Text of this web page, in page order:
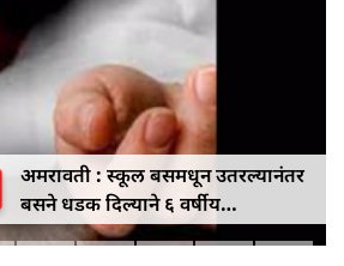
अमरावती : स्कूल बसमधून उतरल्यानंतर
बसने धडक दिल्याने ६ वर्षीय
विद्यार्थिनीचा मृत्यू